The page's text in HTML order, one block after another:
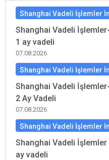
Shanghai Vadeli İşlemler
Shanghai Vadeli
1 ay vadeli
07.08.2026
Shanghai Vadeli İşlemler
Shanghai Vadeli
2 Ay Vadeli
07.08.2026
Shanghai Vadeli İşlemler
Shanghai Vadeli
ay vadeli